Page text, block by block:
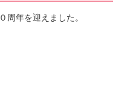
年を迎えました。